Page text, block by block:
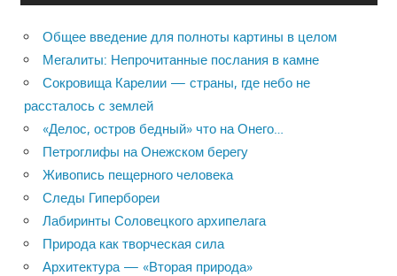
Общее введение для полноты картины в целом
Мегалиты: Непрочитанные послания в камне
Сокровища Карелии — страны, где небо не
рассталось с землей
«Делос, остров бедный» что на Онего…
Петроглифы на Онежском берегу
Живопись пещерного человека
Следы Гипербореи
Лабиринты Соловецкого архипелага
Природа как творческая сила
Архитектура — «Вторая природа»